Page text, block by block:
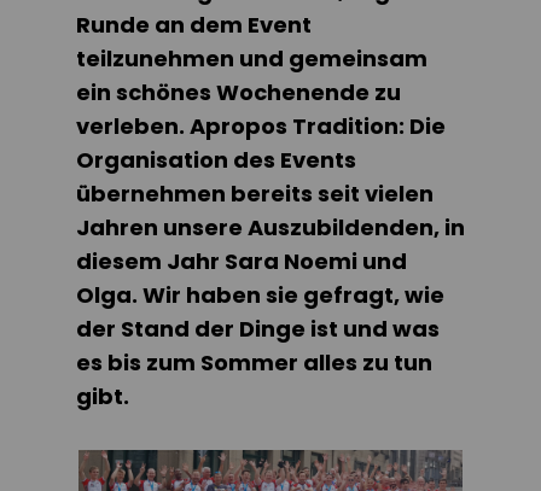
Runde an dem Event
teilzunehmen und gemeinsam
ein schönes Wochenende zu
verleben. Apropos Tradition: Die
Organisation des Events
übernehmen bereits seit vielen
Jahren unsere Auszubildenden, in
diesem Jahr Sara Noemi und
Olga. Wir haben sie gefragt, wie
der Stand der Dinge ist und was
es bis zum Sommer alles zu tun
gibt.